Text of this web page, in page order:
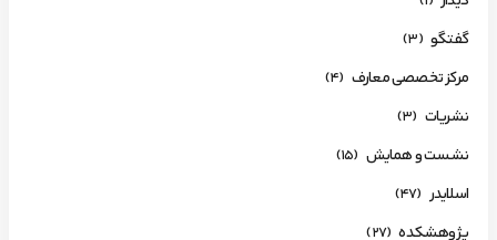
گفتگو (3)
مرکز تخصصی معارف (4)
نشریات (3)
نشست و همایش (15)
اسلایدر (47)
پژوهشکده (27)